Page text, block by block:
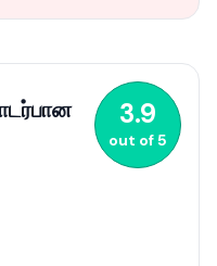
3.9
out of5